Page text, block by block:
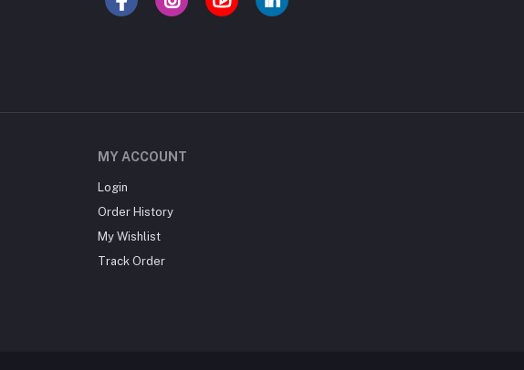
MY ACCOUNT
Login
Order History
My Wishlist
Track Order